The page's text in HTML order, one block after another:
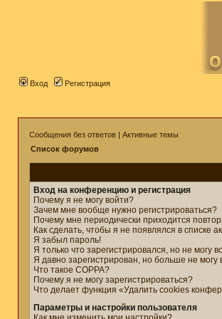
Вход Регистрация
Сообщения без ответов | Активные темы
Список форумов
Вход на конференцию и регистрация
Почему я не могу войти?
Зачем мне вообще нужно регистрироваться?
Почему мне периодически приходится
Как сделать, чтобы я не появлялся в списке
Я забыл пароль!
Я только что зарегистрировался, но не могу
Я давно зарегистрирован, но больше не могу
Что такое COPPA?
Почему я не могу зарегистрироваться?
Что делает функция «Удалить cookies
Параметры и настройки пользователя